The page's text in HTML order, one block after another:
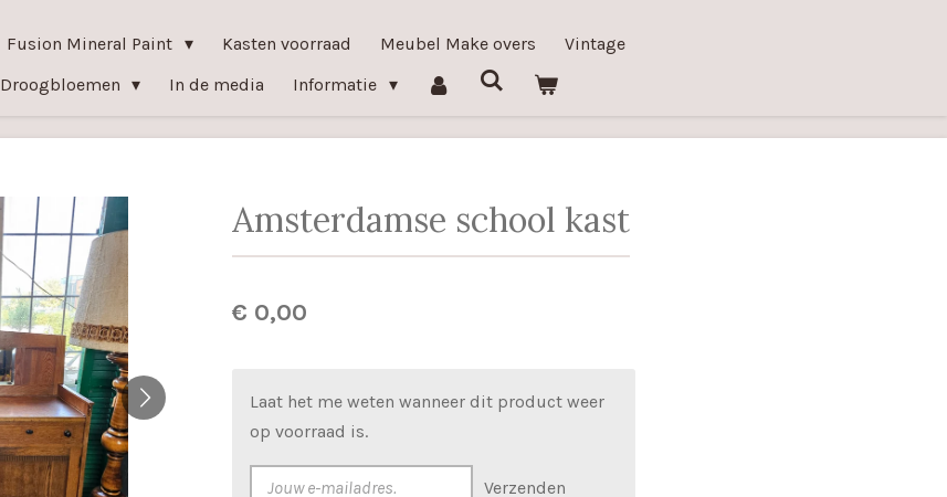
Fusion Mineral Paint Kasten voorraad Meubel Make overs
Vintage
Droogbloemen In de media Informatie
Amsterdamse school kast
€ 0,00
Laat het me weten wanneer dit product weer
op voorraad is.
Verzenden